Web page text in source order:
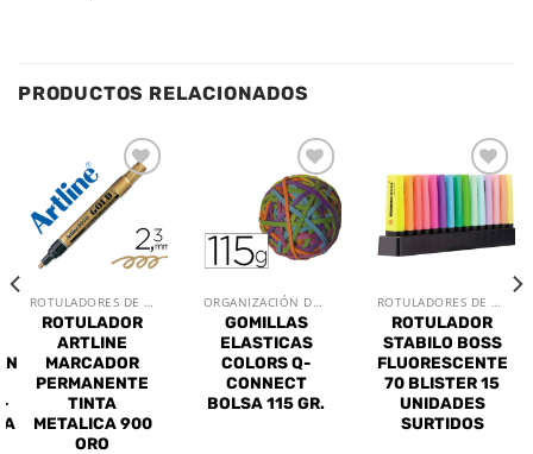
PRODUCTOS RELACIONADOS
Añadir
lista de
deseos
ROTULADORES DE OFICINA
ROTULADOR
ARTLINE
MARCADOR
PERMANENTE
TINTA
METALICA 900
ORO
Añadir
a la
lista de
deseos
ORGANIZACIÓN DE MESA
GOMILLAS
ELASTICAS
COLORS Q-
CONNECT
BOLSA 115 GR.
Añadir
a la
lista de
deseos
ROTULADORES DE OFICINA
ROTULADOR
STABILO BOSS
FLUORESCENTE
70 BLISTER 15
UNIDADES
SURTIDOS